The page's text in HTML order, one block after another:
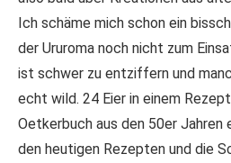
Ich schäme mich schon ein
der Ururoma noch nicht zum
ist schwer zu entziffern und
echt wild. 24 Eier in einem
Oetkerbuch aus den 50er
den heutigen Rezepten und die